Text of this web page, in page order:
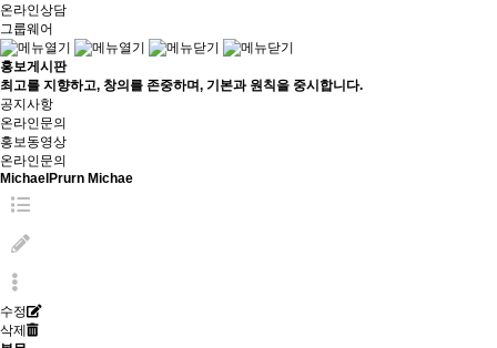
온라인상담
그룹웨어
홍보게시판
최고를 지향하고, 창의를 존중하며, 기본과 원칙을 중시합니다.
공지사항
온라인문의
홍보동영상
온라인문의
MichaelPrurn Michae
수정
삭제